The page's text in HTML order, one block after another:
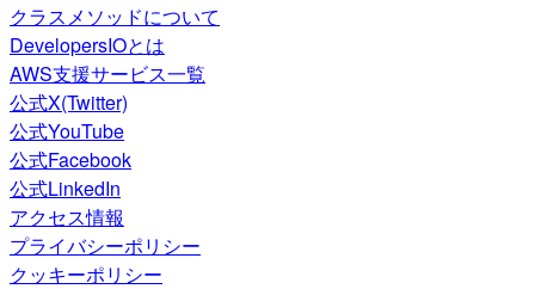
クラスメソッドについて
DevelopersIOとは
AWS支援サービス一覧
公式X(Twitter)
公式YouTube
公式Facebook
公式LinkedIn
アクセス情報
プライバシーポリシー
クッキーポリシー